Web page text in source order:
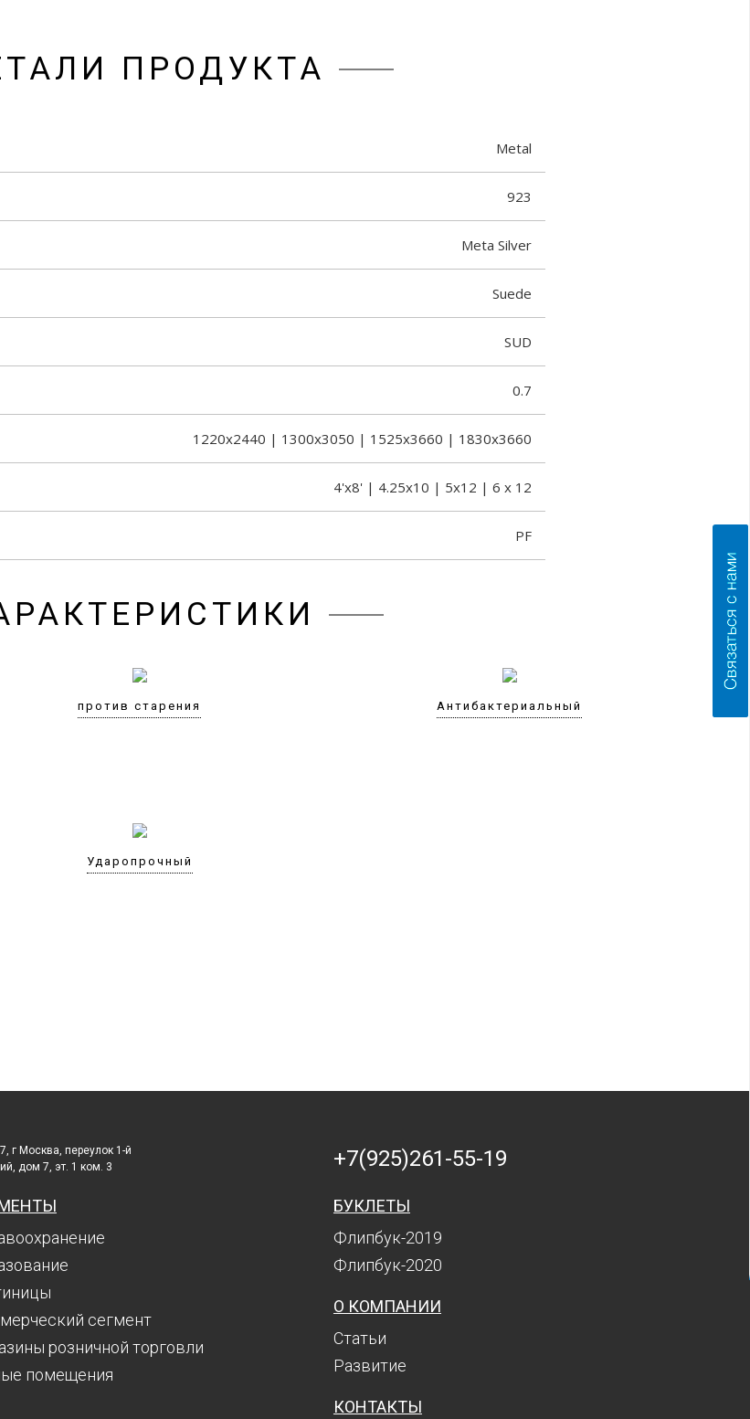
ПРОДУКТА
Metal
923
Meta Silver
Suede
SUD
0.7
1220x2440 | 1300x3050 | 1525x3660 | 1830x3660
4'x8' | 4.25x10 | 5x12 | 6 x 12
PF
против старения Антибактериальный
Ударопрочный
г Москва, переулок 1-й
дом 7, эт. 1 ком. 3
сегмент
розничной торговли
помещения
+7(925)261-55-19
БУКЛЕТЫ
Флипбук-2019
Флипбук-2020
О КОМПАНИИ
Статьи
Развитие
КОНТАКТЫ